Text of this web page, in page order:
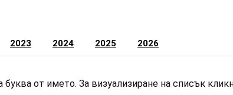
2023 2024 2025 2026
от името. За визуализиране на списък